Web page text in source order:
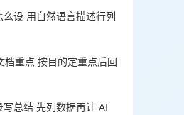
设 用自然语言描述行列
重点 按目的定重点后回
总结 先列数据再让 AI